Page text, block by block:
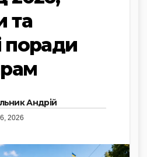
та
поради
Андрій
2026